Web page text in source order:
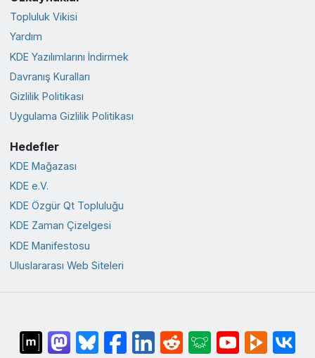
Topluluk Vikisi
Yardım
KDE Yazılımlarını İndirmek
Davranış Kuralları
Gizlilik Politikası
Uygulama Gizlilik Politikası
Hedefler
KDE Mağazası
KDE e.V.
KDE Özgür Qt Topluluğu
KDE Zaman Çizelgesi
KDE Manifestosu
Uluslararası Web Siteleri